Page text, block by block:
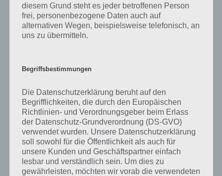
haben wir hier noch das offizielle Trailer Video zum Spiel, welches
einige Gameplay Elemente zeigt.
diesem Grund steht es jeder betroffenen Person
frei, personenbezogene Daten auch auf
alternativen Wegen, beispielsweise telefonisch, an
uns zu übermitteln.
Begriffsbestimmungen
Die Datenschutzerklärung beruht auf den
Begrifflichkeiten, die durch den Europäischen
Richtlinien- und Verordnungsgeber beim Erlass
der Datenschutz-Grundverordnung (DS-GVO)
verwendet wurden. Unsere Datenschutzerklärung
soll sowohl für die Öffentlichkeit als auch für
unsere Kunden und Geschäftspartner einfach
lesbar und verständlich sein. Um dies zu
gewährleisten, möchten wir vorab die verwendeten